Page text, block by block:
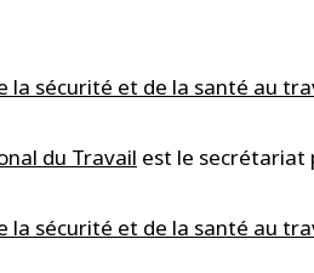
la sécurité et de la santé au
du Travail est le secrétariat
la sécurité et de la santé au